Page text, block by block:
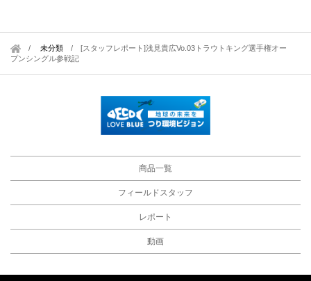
未分類 / [スタッフレポート]浅見貴広Vo.03トラウトキング選手権オー
プンシングル参戦記
商品一覧
フィールドスタッフ
レポート
動画